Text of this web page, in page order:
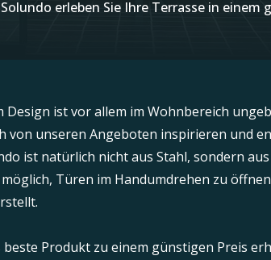
erleben Sie Ihre Terrasse in einem
ist vor allem im Wohnbereich
unseren Angeboten inspirieren und
ist natürlich nicht aus Stahl, sondern
Türen im Handumdrehen zu
Produkt zu einem günstigen Preis